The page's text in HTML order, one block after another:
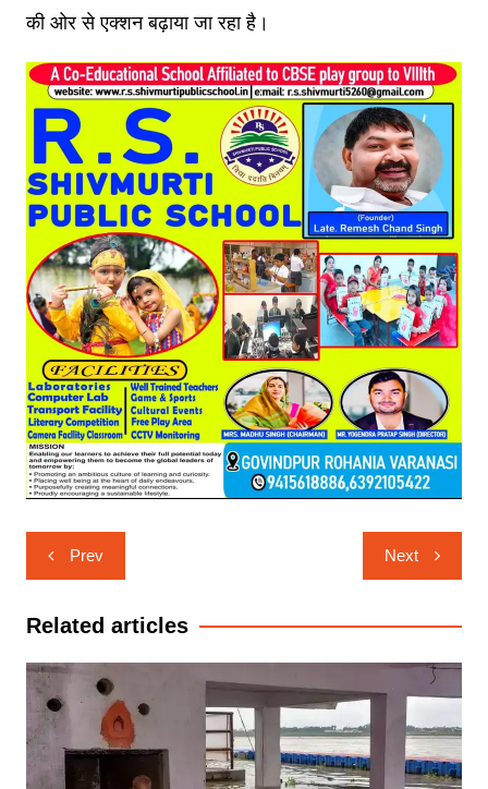
की ओर से एक्शन बढ़ाया जा रहा है।
Post
navigation
Prev Next
Related articles